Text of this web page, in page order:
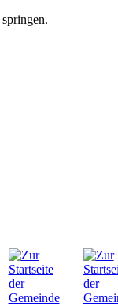
springen.